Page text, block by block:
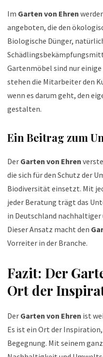
Im Garten von Ehren
angeboten, die den
Biologische Dünger,
Gartenmöbel sind nur
stehen die Mitarbeiter den
wenn es darum geht, den
gestalten.
Ein Beitrag zum
Der Garten von Ehren
die sich für den Schutz der
Biodiversität einsetzt. Mit
jeder Beratung trägt das
in Deutschland
Dieser Ansatz macht den
Vorreiter in der Branche.
Fazit: Der
Ort der
Der Garten von Ehren ist
Es ist ein Ort der Inspiration,
Begegnung. Mit seinem